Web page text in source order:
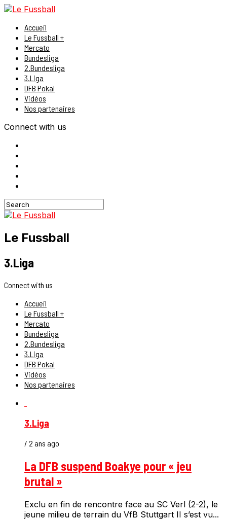
Accueil
Le Fussball +
Mercato
Bundesliga
2.Bundesliga
3.Liga
DFB Pokal
Vidéos
Nos partenaires
Connect with us
Le Fussball
3.Liga
Connect with us
Accueil
Le Fussball +
Mercato
Bundesliga
2.Bundesliga
3.Liga
DFB Pokal
Vidéos
Nos partenaires
3.Liga
/ 2 ans ago
La DFB suspend Boakye pour « jeu
brutal »
Exclu en fin de rencontre face au SC Verl (2-2), le
jeune milieu de terrain du VfB Stuttgart II s’est vu...